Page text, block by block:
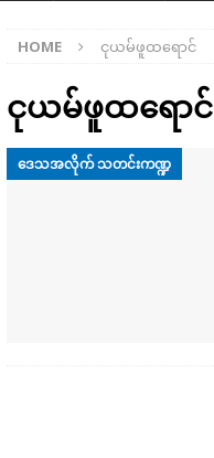
HOME ငုယမ်ဖူထရောင်
ငုယမ်ဖူထရောင်
ဒေသအလိုက် သတင်းကဏ္ဍ